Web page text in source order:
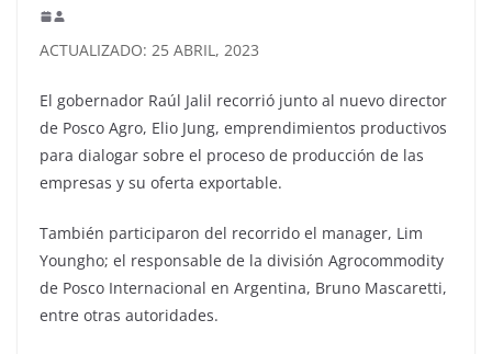
ACTUALIZADO: 25 ABRIL, 2023
El gobernador Raúl Jalil recorrió junto al nuevo director
de Posco Agro, Elio Jung, emprendimientos productivos
para dialogar sobre el proceso de producción de las
empresas y su oferta exportable.
También participaron del recorrido el manager, Lim
Youngho; el responsable de la división Agrocommodity
de Posco Internacional en Argentina, Bruno Mascaretti,
entre otras autoridades.